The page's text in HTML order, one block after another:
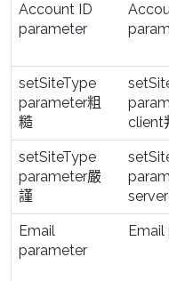
Account ID
parameter
setSiteType
parameter粗
糙
client
setSiteType
parameter嚴
謹
Email
parameter